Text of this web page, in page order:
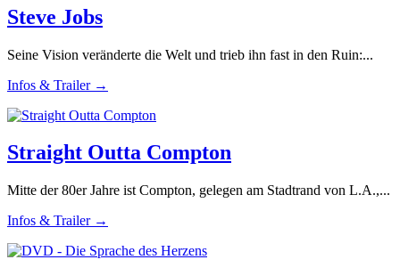
Steve Jobs
Seine Vision veränderte die Welt und trieb ihn fast in den Ruin:...
Infos & Trailer →
Straight Outta Compton
Mitte der 80er Jahre ist Compton, gelegen am Stadtrand von L.A.,...
Infos & Trailer →